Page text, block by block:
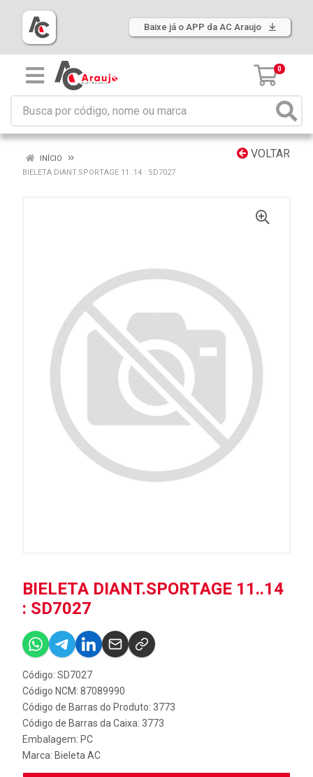
Baixe já o APP da AC Araujo
0
VOLTAR
INÍCIO
BIELETA DIANT.SPORTAGE 11..14 : SD7027
BIELETA DIANT.SPORTAGE 11..14
: SD7027
Código: SD7027
Código NCM: 87089990
Código de Barras do Produto: 3773
Código de Barras da Caixa: 3773
Embalagem: PC
Marca: Bieleta AC